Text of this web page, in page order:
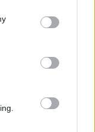
You may click to
party tags to
in below Google
czternastką;